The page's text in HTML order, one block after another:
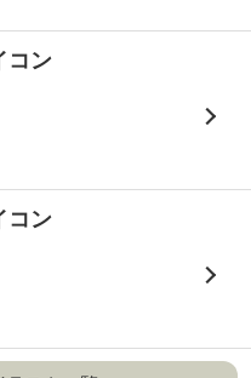
コン
コン